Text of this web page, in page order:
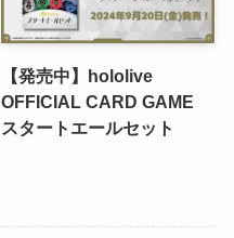
【発売中】hololive
OFFICIAL CARD GAME
スタートエールセット